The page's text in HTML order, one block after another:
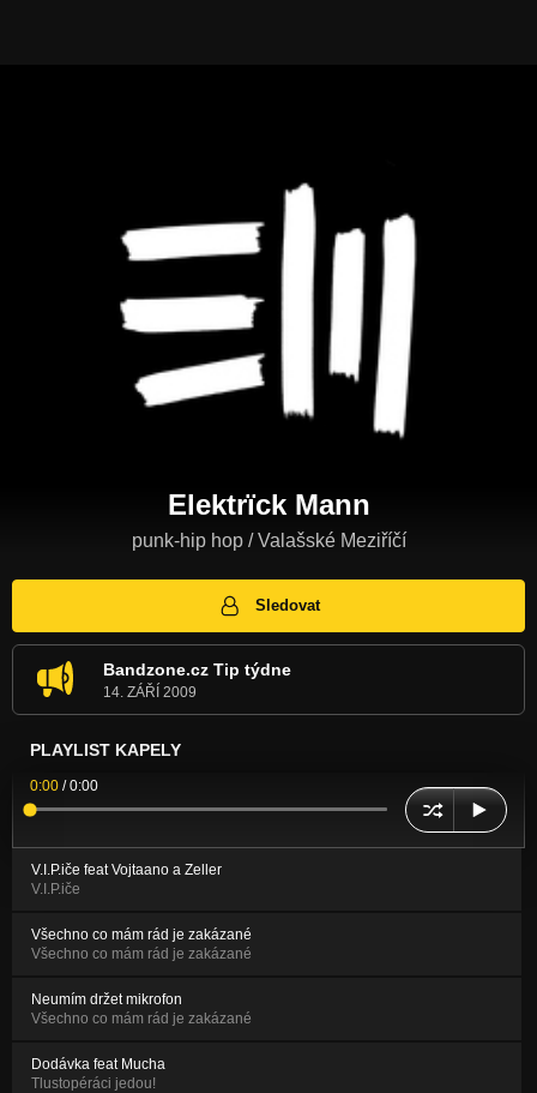
Elektrïck Mann
punk-hip hop / Valašské Meziříčí
Sledovat
Bandzone.cz Tip týdne
14. ZÁŘÍ 2009
PLAYLIST KAPELY
0:00 /0:00
V.I.P.iče feat Vojtaano a Zeller
V.I.P.iče
Všechno co mám rád je zakázané
Všechno co mám rád je zakázané
Neumím držet mikrofon
Všechno co mám rád je zakázané
Dodávka feat Mucha
Tlustopéráci jedou!